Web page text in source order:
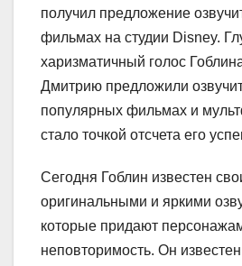
получил предложение
фильмах на студии Disney.
харизматичный голос
Дмитрию предложили
популярных фильмах и
стало точкой отсчета его
Сегодня Гоблин известен
оригинальными и яркими
которые придают
неповторимость. Он